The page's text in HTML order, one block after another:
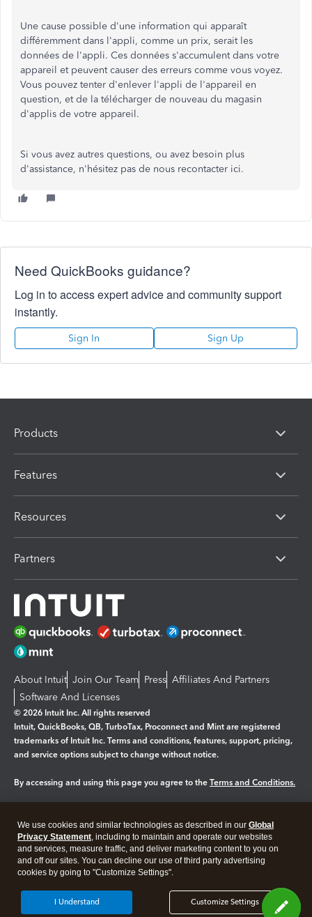
Une cause possible d'une information qui apparaît
différemment dans l'appli, comme un prix, serait les
données de l'appli. Ces données s'accumulent dans votre
appareil et peuvent causer des erreurs comme vous voyez.
Vous pouvez tenter d'enlever l'appli de l'appareil en
question, et de la télécharger de nouveau du magasin
d'applis de votre appareil.
Si vous avez autres questions, ou avez besoin plus
d'assistance, n'hésitez pas de nous recontacter ici.
Need QuickBooks guidance?
Log in to access expert advice and community support
instantly.
Sign In Sign Up
Products
Features
Resources
Partners
About Intuit Join Our Team Press Affiliates And Partners
Software And Licenses
© 2026 Intuit Inc. All rights reserved
Intuit, QuickBooks, QB, TurboTax, Proconnect and Mint are registered
trademarks of Intuit Inc. Terms and conditions, features, support, pricing,
and service options subject to change without notice.
By accessing and using this page you agree to the Terms and Conditions.
Legal Privacy Security
We use cookies and similar technologies as described in our Global
Privacy Statement, including to maintain and operate our websites
and services, measure traffic, and deliver marketing content to you on
and off our sites. You can decline our use of third party advertising
cookies by going to "Customize Settings".
Customize Settings
I Understand